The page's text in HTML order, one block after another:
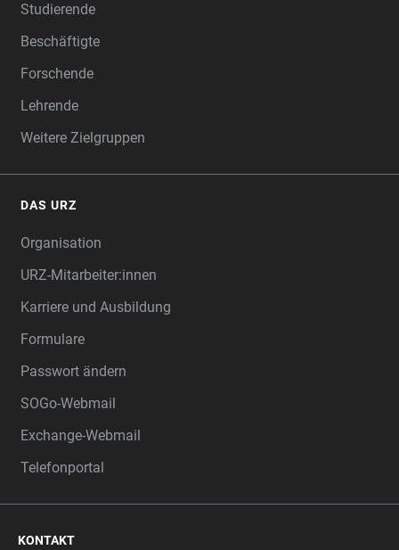
Studierende
Beschäftigte
Forschende
Lehrende
Weitere Zielgruppen
DAS URZ
Organisation
URZ-Mitarbeiter:innen
Karriere und Ausbildung
Formulare
Passwort ändern
SOGo-Webmail
Exchange-Webmail
Telefonportal
KONTAKT